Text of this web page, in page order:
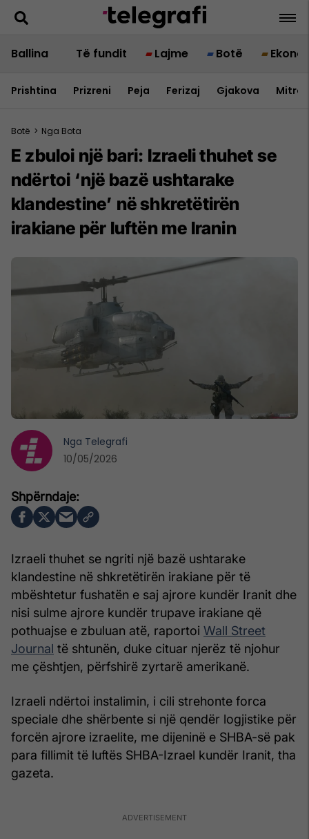
Ballina Të fundit Lajme Botë
Prishtina Prizreni Peja Ferizaj Gjakova
Botë > Nga Bota
E zbuloi një bari: Izraeli thuhet se
ndërtoi ‘një bazë ushtarake
klandestine’ në shkretëtirën
irakiane për luftën me Iranin
Izraeli thuhet se ngriti një bazë ushtarake
klandestine në shkretëtirën irakiane për të
mbështetur fushatën e saj ajrore kundër Iranit dhe
nisi sulme ajrore kundër trupave irakiane që
pothuajse e zbuluan atë, raportoi Wall Street
Journal të shtunën, duke cituar njerëz të njohur
me çështjen, përfshirë zyrtarë amerikanë.
Izraeli ndërtoi instalimin, i cili strehonte forca
speciale dhe shërbente si një qendër logjistike për
forcën ajrore izraelite, me dijeninë e SHBA-së pak
para fillimit të luftës SHBA-Izrael kundër Iranit, tha
gazeta.
Nga Telegrafi
10/05/2026